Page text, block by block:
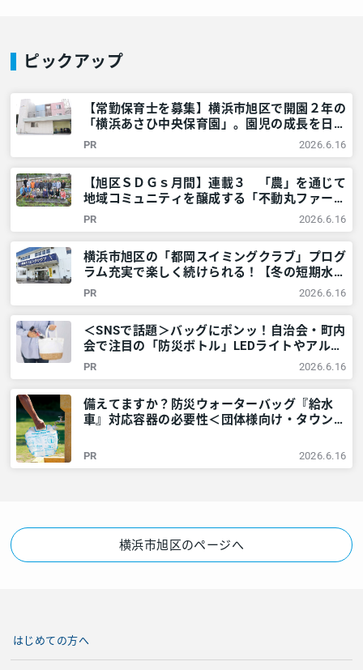
ピックアップ
【常勤保育士を募集】横浜市旭区で開園２年の
「横浜あさひ中央保育園」。園児の成長を日々
実感。「新しい歴史をともにつくりません
か？」 – 神奈川・東京多摩のご近所情報 – レ
アリア
PR 2026.6.16
【旭区ＳＤＧｓ月間】連載３ 「農」を通じて
地域コミュニティを醸成する「不動丸ファー
ム」を取材！ – 神奈川・東京多摩のご近所情
報 – レアリア
PR 2026.6.16
横浜市旭区の「都岡スイミングクラブ」プログ
ラム充実で楽しく続けられる！【冬の短期水泳
教室開催！】 – 神奈川・東京多摩のご近所情
報 – レアリア
PR 2026.6.16
＜SNSで話題＞バッグにポンッ！自治会・町内
会で注目の「防災ボトル」LEDライトやアルミ
シートなど6点が1本に – 神奈川・東京多摩の
ご近所情報 – レアリア
PR 2026.6.16
備えてますか？防災ウォーターバッグ『給水
車』対応容器の必要性＜団体様向け・タウンニ
多摩のご近所情報 – レアリア
PR 2026.6.16
横浜市旭区のページへ
はじめての方へ